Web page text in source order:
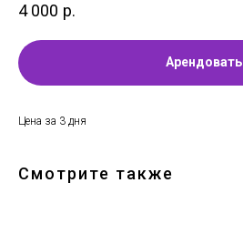
4 000 р.
Арендовать
Цена за 3 дня
Смотрите также